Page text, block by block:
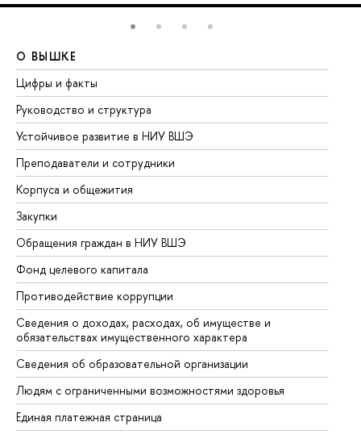
О ВЫШКЕ
Цифры и факты
Руководство и структура
Устойчивое развитие в НИУ ВШЭ
Преподаватели и сотрудники
Корпуса и общежития
Закупки
Обращения граждан в НИУ ВШЭ
Фонд целевого капитала
Противодействие коррупции
Сведения о доходах, расходах, об имуществе и
обязательствах имущественного характера
Сведения об образовательной организации
Людям с ограниченными возможностями здоровья
Единая платежная страница